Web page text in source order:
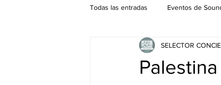
Todas las entradas Eventos de
Podcast. SOUNDMANSELECTOR